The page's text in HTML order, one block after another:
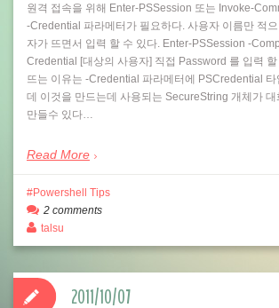
원격 접속을 위해 Enter-PSSession 또는 Invoke-
-Credential 파라메터가 필요하다. 사용자 이름만 적
자가 뜨면서 입력 할 수 있다. Enter-PSSession -
Credential [대상의 사용자] 직접 Password 를 입력
뜨는 이유는 -Credential 파라메터에 PSCredential
데 이것을 만드는데 사용되는 SecureString 개체가
만들수 있다…
Read More
Powershell Tips
2 comments
talsu
2011/10/07